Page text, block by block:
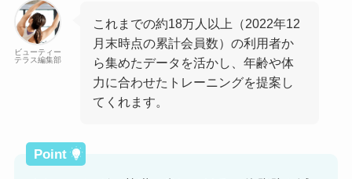
ビューティー
テラス編集部
これまでの約18万人以上（2022年12
月末時点の累計会員数）の利用者か
ら集めたデータを活かし、年齢や体
力に合わせたトレーニングを提案し
てくれます。